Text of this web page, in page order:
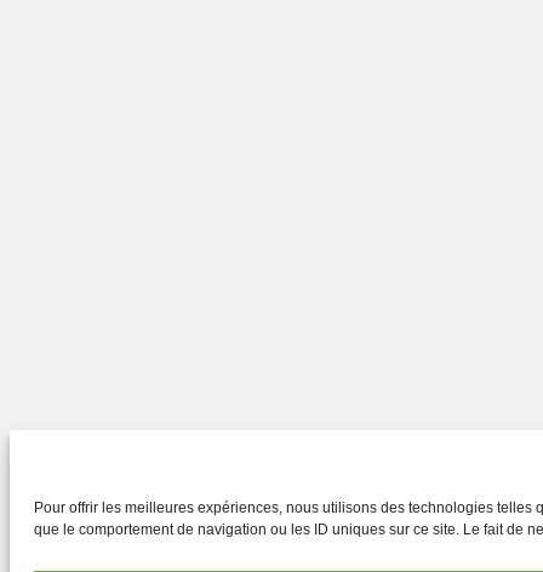
Pour offrir les meilleures expériences, nous utilisons des technologies
que le comportement de navigation ou les ID uniques sur ce site. Le fait de